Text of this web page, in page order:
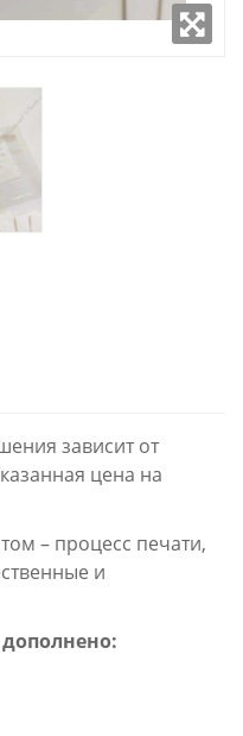
зависит от
цена на
– процесс печати,
и